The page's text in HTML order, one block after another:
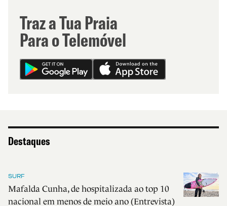
Traz a Tua Praia
Para o Telemóvel
Destaques
SURF
Mafalda Cunha, de hospitalizada ao top 10
nacional em menos de meio ano (Entrevista)